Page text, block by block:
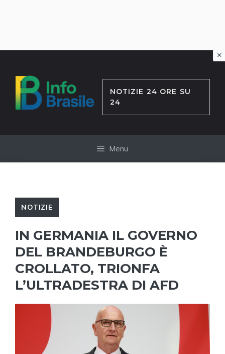
contenuto
NOTIZIE 24 ORE SU
24
Menu
NOTIZIE
IN GERMANIA IL GOVERNO
DEL BRANDEBURGO È
CROLLATO, TRIONFA
L’ULTRADESTRA DI AFD
×